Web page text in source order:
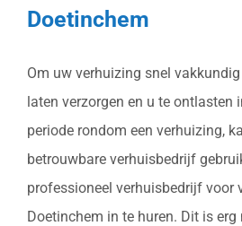
Doetinchem
Om uw verhuizing snel
laten verzorgen en u te ontlasten
periode rondom een verhuizing,
betrouwbare verhuisbedrijf
professioneel verhuisbedrijf voor
Doetinchem in te huren. Dit is erg